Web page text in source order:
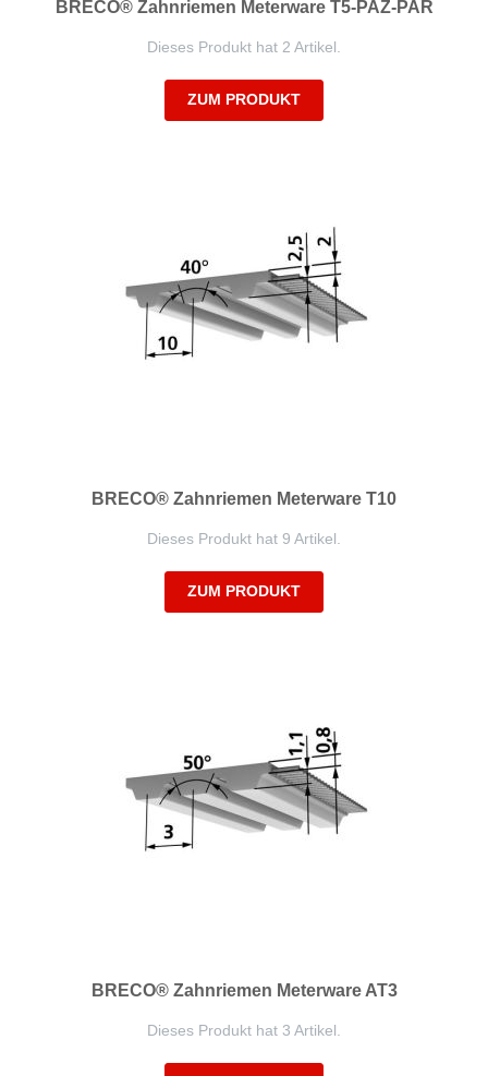
BRECO® Zahnriemen Meterware T5-PAZ-PAR
Dieses Produkt hat 2 Artikel.
ZUM PRODUKT
BRECO® Zahnriemen Meterware T10
Dieses Produkt hat 9 Artikel.
ZUM PRODUKT
BRECO® Zahnriemen Meterware AT3
Dieses Produkt hat 3 Artikel.